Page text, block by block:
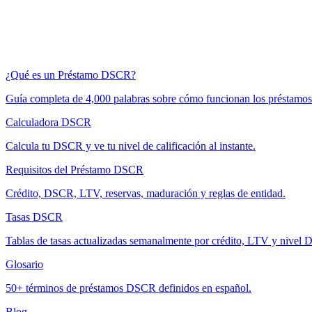
¿Qué es un Préstamo DSCR?
Guía completa de 4,000 palabras sobre cómo funcionan los
Calculadora DSCR
Calcula tu DSCR y ve tu nivel de calificación al instante.
Requisitos del Préstamo DSCR
Crédito, DSCR, LTV, reservas, maduración y reglas de entidad.
Tasas DSCR
Tablas de tasas actualizadas semanalmente por crédito, LTV y nivel
Glosario
50+ términos de préstamos DSCR definidos en español.